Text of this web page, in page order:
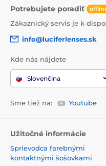
Potrebujete poradiť
Zákaznický servis je k
info@luciferlenses.sk
Kde nás nájdete
Slovenčina
Sme tiež na: Youtube
Užitočné informácie
Sprievodca farebnými
kontaktnými šošovkami